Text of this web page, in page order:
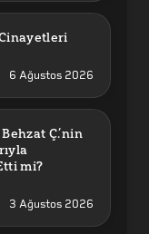
6 Ağustos 2026
Ç.’nin
3 Ağustos 2026